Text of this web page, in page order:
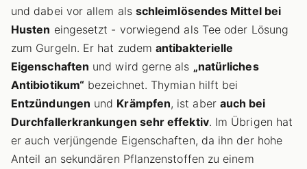
und dabei vor allem als schleimlösendes Mittel bei
Husten eingesetzt - vorwiegend als Tee oder Lösung
zum Gurgeln. Er hat zudemantibakterielle
Eigenschaften und wird gerne als „natürliches
Antibiotikum“ bezeichnet. Thymian hilft bei
Entzündungen und Krämpfen, ist aber auch bei
Durchfallerkrankungen sehr effektiv. Im Übrigen hat
er auch verjüngende Eigenschaften, da ihn der hohe
Anteil an sekundären Pflanzenstoffen zu einem